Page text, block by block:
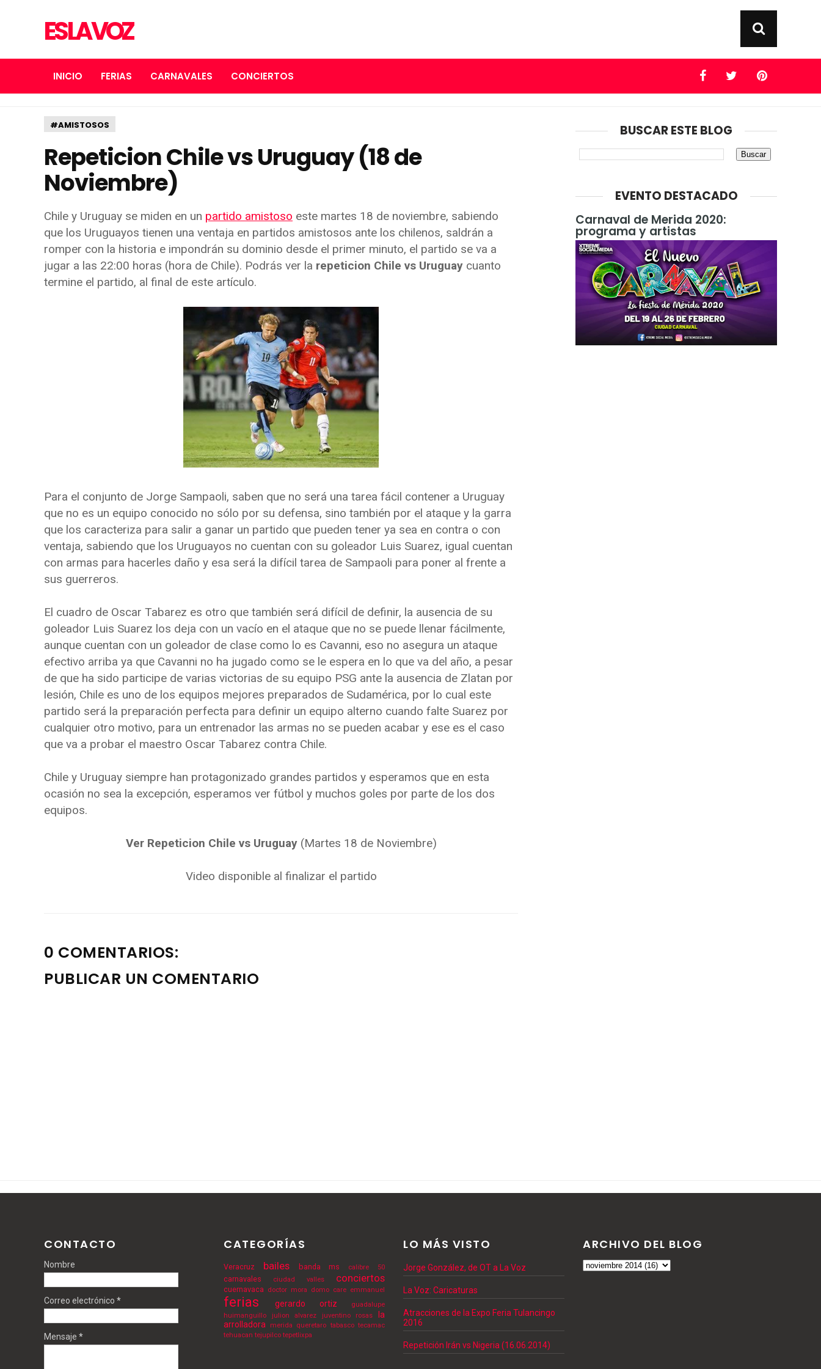
ES LA VOZ
INICIO FERIAS CARNAVALES CONCIERTOS
#AMISTOSOS
Repeticion Chile vs Uruguay (18 de
Noviembre)
Chile y Uruguay se miden en un partido amistoso este martes 18 de noviembre, sabiendo
que los Uruguayos tienen una ventaja en partidos amistosos ante los chilenos, saldrán a
romper con la historia e impondrán su dominio desde el primer minuto, el partido se va a
jugar a las 22:00 horas (hora de Chile). Podrás ver la repeticion Chile vs Uruguay cuanto
termine el partido, al final de este artículo.
Para el conjunto de Jorge Sampaoli, saben que no será una tarea fácil contener a Uruguay
que no es un equipo conocido no sólo por su defensa, sino también por el ataque y la garra
que los caracteriza para salir a ganar un partido que pueden tener ya sea en contra o con
ventaja, sabiendo que los Uruguayos no cuentan con su goleador Luis Suarez, igual cuentan
con armas para hacerles daño y esa será la difícil tarea de Sampaoli para poner al frente a
sus guerreros.
El cuadro de Oscar Tabarez es otro que también será difícil de definir, la ausencia de su
goleador Luis Suarez los deja con un vacío en el ataque que no se puede llenar fácilmente,
aunque cuentan con un goleador de clase como lo es Cavanni, eso no asegura un ataque
efectivo arriba ya que Cavanni no ha jugado como se le espera en lo que va del año, a pesar
de que ha sido participe de varias victorias de su equipo PSG ante la ausencia de Zlatan por
lesión, Chile es uno de los equipos mejores preparados de Sudamérica, por lo cual este
partido será la preparación perfecta para definir un equipo alterno cuando falte Suarez por
cualquier otro motivo, para un entrenador las armas no se pueden acabar y ese es el caso
que va a probar el maestro Oscar Tabarez contra Chile.
Chile y Uruguay siempre han protagonizado grandes partidos y esperamos que en esta
ocasión no sea la excepción, esperamos ver fútbol y muchos goles por parte de los dos
equipos.
Ver Repeticion Chile vs Uruguay(Martes 18 de Noviembre)
Video disponible al finalizar el partido
0 COMENTARIOS:
PUBLICAR UN COMENTARIO
BUSCAR ESTE BLOG
EVENTO DESTACADO
Carnaval de Merida 2020:
programa y artistas
CONTACTO
Nombre
Correo electrónico *
Mensaje *
CATEGORÍAS
Veracruz bailes banda ms calibre 50
carnavales ciudad valles conciertos
cuernavaca doctor mora domo care emmanuel
ferias gerardo ortiz
guadalupe
huimanguillo
julion alvarez juventino rosas
la
arrolladora
merida queretaro tabasco tecamac
tehuacan tejupilco tepetlixpa
LO MÁS VISTO
Jorge González, de OT a La Voz
La Voz: Caricaturas
Atracciones de la Expo Feria Tulancingo
2016
Repetición Irán vs Nigeria (16.06.2014)
ARCHIVO DEL BLOG